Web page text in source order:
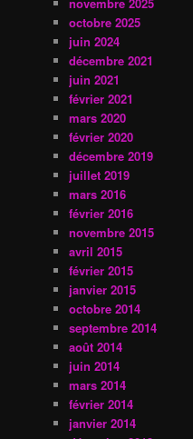
novembre 2025
octobre 2025
juin 2024
décembre 2021
juin 2021
février 2021
mars 2020
février 2020
décembre 2019
juillet 2019
mars 2016
février 2016
novembre 2015
avril 2015
février 2015
janvier 2015
octobre 2014
septembre 2014
août 2014
juin 2014
mars 2014
février 2014
janvier 2014